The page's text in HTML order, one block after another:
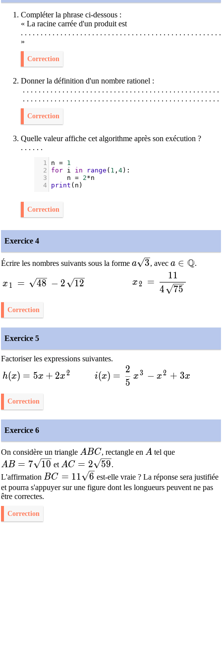
Compléter la phrase ci-dessous :
« La racine carrée d'un produit est
. . . . . . . . . . . . . . . . . . . . . . . . . . . . . . . . . . . . . . . . . . . . . . . . . . .
»
Correction
Donner la définition d'un nombre rationel :
. . . . . . . . . . . . . . . . . . . . . . . . . . . . . . . . . . . . . . . . . . . . . . . . . .
. . . . . . . . . . . . . . . . . . . . . . . . . . . . . . . . . . . . . . . . . . . . . . . . . .
Correction
Quelle valeur affiche cet algorithme après son exécution ?
. . . . . .
1 n =
1
2
for i in range ( 1 , 4):
3
n = 2*n
4
print ( n )
Correction
Exercice 4
Écrire les nombres suivants sous la forme a\sqrt{3}
a 3, avec a ∈ Q.
x_1 = \sqrt{48}-2\sqrt{12}
x 1 = 48 − 2 12
x_2 =
x2 =
4 75
11
Correction
Exercice 5
Factoriser les expressions suivantes.
h(x)=5x+2x^2
h(x) = 5x + 2x 2 i(x)=\dfrac{2}{5}x^3-x^2+3x
i(x) =
5
2
x 3 − x2 + 3x
Correction
Exercice 6
On considère un triangle ABC
ABC, rectangle en A
A tel que
AB=7\sqrt{10}
AB = 7 10 et AC=2\sqrt{59}
AC = 2 59.
L'affirmation BC=11\sqrt{6}
BC = 11 6 est-elle vraie ? La réponse sera justifiée
et pourra s'appuyer sur une figure dont les longueurs peuvent ne pas
être correctes.
Correction